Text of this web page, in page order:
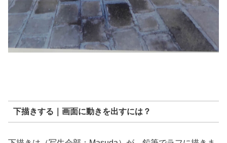
下描きする｜画面に動きを出すには？